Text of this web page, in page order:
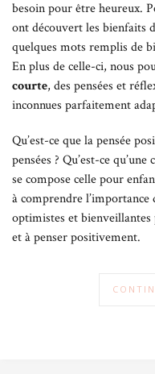
les limites à poser: plus les
coopèrent et se
Remplacer la punition
L’enfant a naturellement
la conséquence doit être
également être
La recherche de solution
favorisant la coopération et
Pour conclure la mise en
respect entre parent et
besoin pour être heureux.
ont découvert les bienfaits
quelques mots remplis de
En plus de celle-ci, nous
courte, des pensées et
inconnues parfaitement
Qu’est-ce que la pensée
pensées ? Qu’est-ce
se compose celle pour
à comprendre l’importance
optimistes et
et à penser positivement.